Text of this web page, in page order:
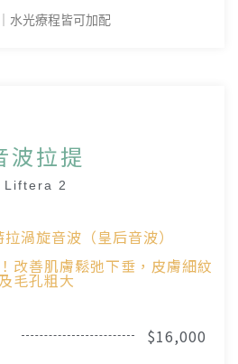
水光療程皆可加配
波拉提
Liftera 2
渦旋音波（皇后音波）
改善肌膚鬆弛下垂，皮膚細紋
及毛孔粗大
$16,000